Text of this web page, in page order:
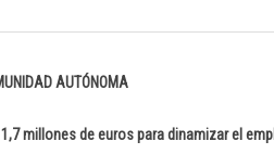
AUTÓNOMA
millones de euros para dinamizar el